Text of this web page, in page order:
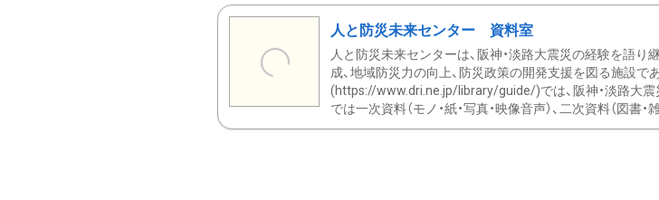
人と防災未来センター 資料室
人と防災未来センターは、阪神・淡路大震災の経験を語
成、地域防災力の向上、防災政策の開発支援を図る施設で
(https://www.dri.ne.jp/library/guide/)では、阪神・淡路大震
では一次資料（モノ・紙・写真・映像音声）、二次資料（図書・雑